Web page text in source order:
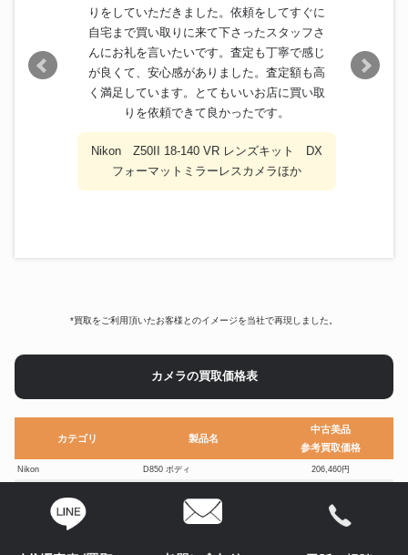
りをしていただきました。依頼をしてすぐに
自宅まで買い取りに来て下さったスタッフさ
んにお礼を言いたいです。査定も丁寧で感じ
が良くて、安心感がありました。査定額も高
く満足しています。とてもいいお店に買い取
りを依頼できて良かったです。
Nikon Z50II 18-140 VR レンズキット DX
フォーマットミラーレスカメラほか
*買取をご利用頂いたお客様とのイメージを当社で再現しました。
カメラの買取価格表
カテゴリ 製品名
中古美品
参考買取価格
Nikon D850 ボディ 206,460円
50mm F0.95
LX GOLD SMC PENTAX 1：1.2